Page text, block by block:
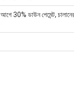
30% ডাউন পেমেন্ট,